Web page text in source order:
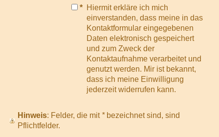
* Hiermit erkläre ich mich
einverstanden, dass meine in das
Kontaktformular eingegebenen
Daten elektronisch gespeichert
und zum Zweck der
Kontaktaufnahme verarbeitet und
genutzt werden. Mir ist bekannt,
dass ich meine Einwilligung
jederzeit widerrufen kann.
Hinweis : Felder, die mit *bezeichnet sind, sind
Pflichtfelder.